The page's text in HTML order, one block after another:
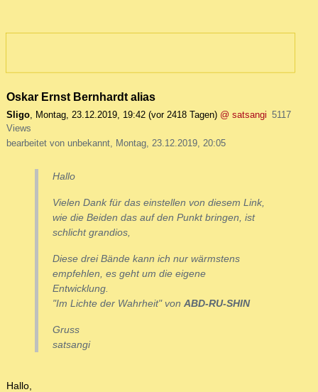
Oskar Ernst Bernhardt alias
Sligo Montag, 23.12.2019, 19:42 (vor 2418 Tagen) @ satsangi 5117
Views
bearbeitet von unbekannt, Montag, 23.12.2019, 20:05
Hallo
Vielen Dank für das einstellen von diesem Link,
wie die Beiden das auf den Punkt bringen, ist
schlicht grandios,
Diese drei Bände kann ich nur wärmstens
empfehlen, es geht um die eigene
Entwicklung.
"Im Lichte der Wahrheit" von ABD-RU-SHIN
Gruss
satsangi
Hallo,